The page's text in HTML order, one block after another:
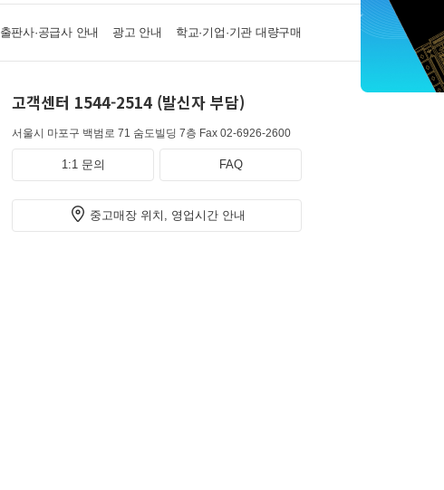
출판사·공급사 안내 광고 안내 학교·기업·기관 대량구매
고객센터 1544-2514 (발신자 부담)
서울시 마포구 백범로 71 숨도빌딩 7층 Fax 02-6926-2600
1:1 문의 FAQ
중고매장 위치, 영업시간 안내